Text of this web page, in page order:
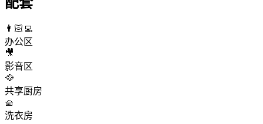
配套
👨🏻‍💻
办公区
🎥
影音区
🥘
共享厨房
🧺
洗衣房